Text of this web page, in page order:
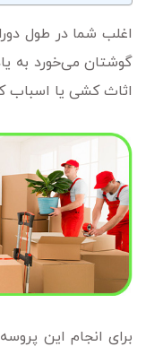
اغلب شما در طول
گوشتان می‌خورد به
اثاث کشی یا اسباب
برای انجام این